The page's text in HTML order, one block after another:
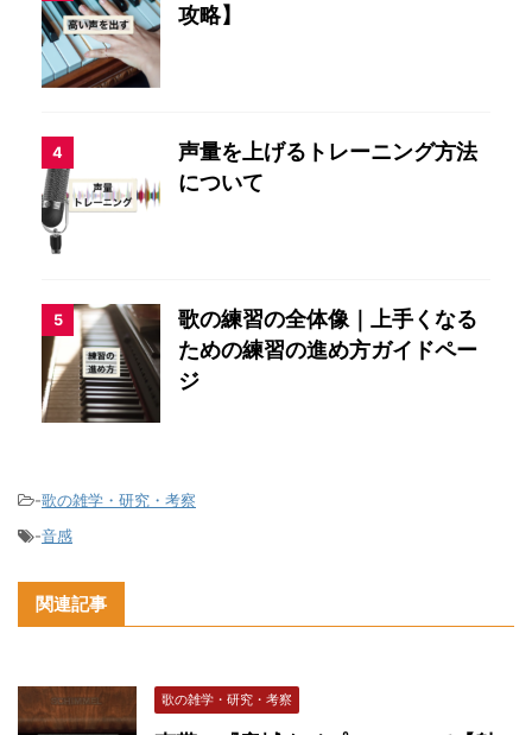
攻略】
4
声量を上げるトレーニング方法
について
5
歌の練習の全体像｜上手くなる
ための練習の進め方ガイドペー
ジ
-歌の雑学・研究・考察
-音感
関連記事
歌の雑学・研究・考察